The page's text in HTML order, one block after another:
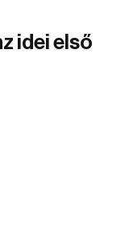
idei első